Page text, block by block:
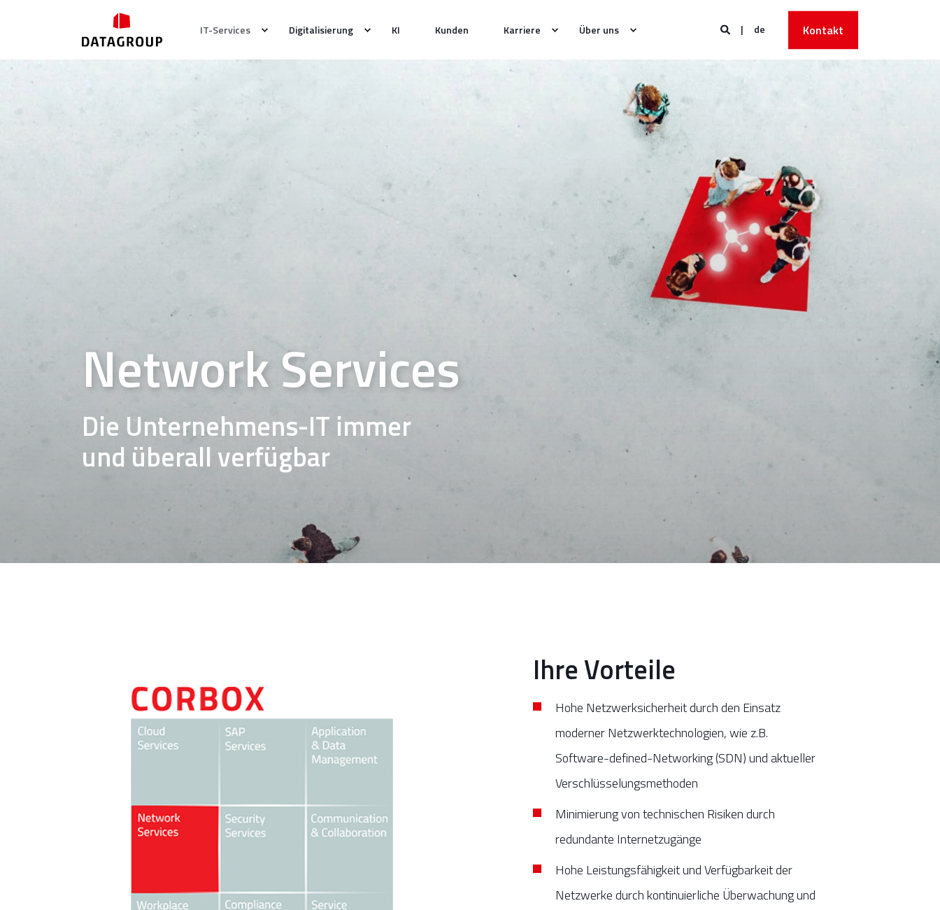
IT-Services Digitalisierung KI Kunden Karriere Über uns de Kontakt
Network Services
Die Unternehmens-IT immer
und überall verfügbar
Ihre Vorteile
Hohe Netzwerksicherheit durch den Einsatz
moderner Netzwerktechnologien, wie z.B.
Software-defined-Networking (SDN) und aktueller
Verschlüsselungsmethoden
Minimierung von technischen Risiken durch
redundante Internetzugänge
Hohe Leistungsfähigkeit und Verfügbarkeit der
Netzwerke durch kontinuierliche Überwachung und